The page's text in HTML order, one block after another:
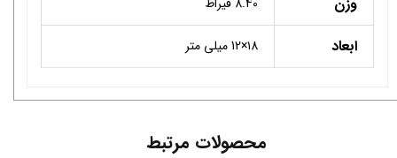
ابعاد ۱8×12 میلی متر
محصولات مرتبط